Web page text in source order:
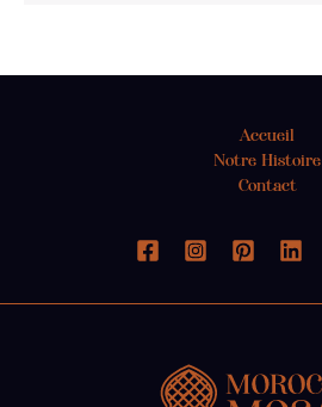
Accueil
Notre Histoire
Contact